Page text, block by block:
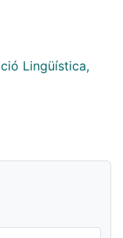
per a infants,
panorama
Lingüística,